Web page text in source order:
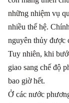
những nhiệm vụ
nhiều thế hệ.
nguyên thủy được
Tuy nhiên, khi
giao sang chế độ
bao giờ hết.
Ở các nước